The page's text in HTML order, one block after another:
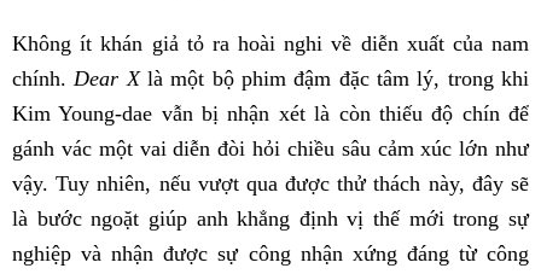
Không ít khán giả tỏ ra hoài nghi về diễn xuất của nam
chính. Dear Xlà một bộ phim đậm đặc tâm lý, trong khi
Kim Young-dae vẫn bị nhận xét là còn thiếu độ chín để
gánh vác một vai diễn đòi hỏi chiều sâu cảm xúc lớn như
vậy. Tuy nhiên, nếu vượt qua được thử thách này, đây sẽ
là bước ngoặt giúp anh khẳng định vị thế mới trong sự
nghiệp và nhận được sự công nhận xứng đáng từ công